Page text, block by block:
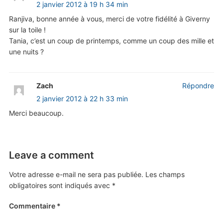
2 janvier 2012 à 19 h 34 min
Ranjiva, bonne année à vous, merci de votre fidélité à Giverny
sur la toile !
Tania, c’est un coup de printemps, comme un coup des mille et
une nuits ?
Zach
2 janvier 2012 à 22 h 33 min
Merci beaucoup.
Répondre
Leave a comment
Votre adresse e-mail ne sera pas publiée. Les champs
obligatoires sont indiqués avec *
Commentaire *